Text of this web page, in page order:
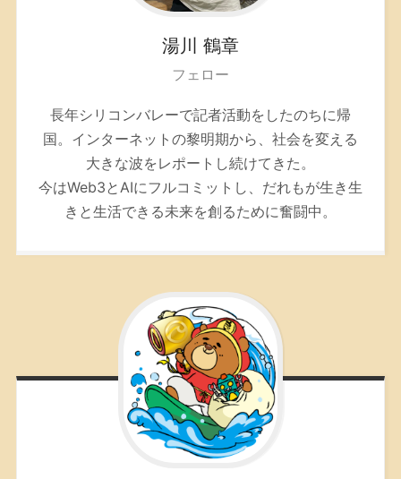
湯川 鶴章
フェロー
長年シリコンバレーで記者活動をしたのちに帰
国。インターネットの黎明期から、社会を変える
大きな波をレポートし続けてきた。
今はWeb3とAIにフルコミットし、だれもが生き生
きと生活できる未来を創るために奮闘中。